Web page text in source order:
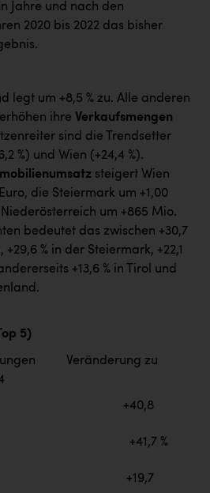
Research Institute
technology gmbh
Jahre und nach den
2020 bis 2022 das bisher
legt um +8,5 % zu. Alle anderen
ihre Verkaufsmengen
sind die Trendsetter
%) und Wien (+24,4 %).
steigert Wien
die Steiermark um +1,00
um +865 Mio.
bedeutet das zwischen +30,7
+29,6 % in der Steiermark, +22,1
+13,6 % in Tirol und
5)
Veränderung zu
Stk. +40,8
Stk. +41,7 %
Stk. +19,7